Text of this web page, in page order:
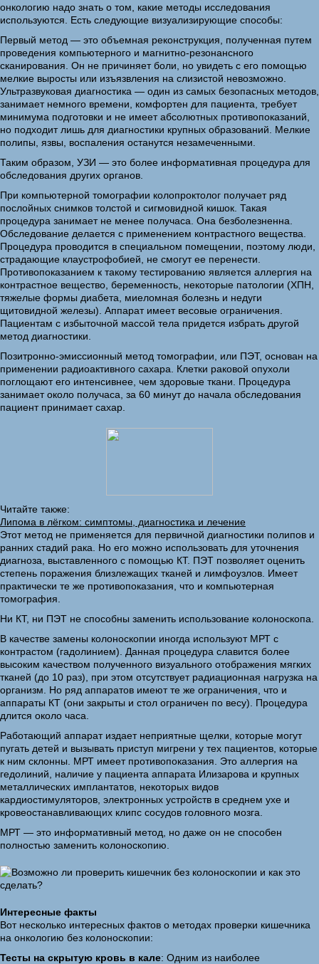
онкологию надо знать о том, какие методы исследования
используются. Есть следующие визуализирующие способы:
Первый метод — это объемная реконструкция, полученная путем
проведения компьютерного и магнитно-резонансного
сканирования. Он не причиняет боли, но увидеть с его помощью
мелкие выросты или изъязвления на слизистой невозможно.
Ультразвуковая диагностика — один из самых безопасных методов,
занимает немного времени, комфортен для пациента, требует
минимума подготовки и не имеет абсолютных противопоказаний,
но подходит лишь для диагностики крупных образований. Мелкие
полипы, язвы, воспаления останутся незамеченными.
Таким образом, УЗИ — это более информативная процедура для
обследования других органов.
При компьютерной томографии колопроктолог получает ряд
послойных снимков толстой и сигмовидной кишок. Такая
процедура занимает не менее получаса. Она безболезненна.
Обследование делается с применением контрастного вещества.
Процедура проводится в специальном помещении, поэтому люди,
страдающие клаустрофобией, не смогут ее перенести.
Противопоказанием к такому тестированию является аллергия на
контрастное вещество, беременность, некоторые патологии (ХПН,
тяжелые формы диабета, миеломная болезнь и недуги
щитовидной железы). Аппарат имеет весовые ограничения.
Пациентам с избыточной массой тела придется избрать другой
метод диагностики.
Позитронно-эмиссионный метод томографии, или ПЭТ, основан на
применении радиоактивного сахара. Клетки раковой опухоли
поглощают его интенсивнее, чем здоровые ткани. Процедура
занимает около получаса, за 60 минут до начала обследования
пациент принимает сахар.
Читайте также:
Липома в лёгком: симптомы, диагностика и лечение
Этот метод не применяется для первичной диагностики полипов и
ранних стадий рака. Но его можно использовать для уточнения
диагноза, выставленного с помощью КТ. ПЭТ позволяет оценить
степень поражения близлежащих тканей и лимфоузлов. Имеет
практически те же противопоказания, что и компьютерная
томография.
Ни КТ, ни ПЭТ не способны заменить использование колоноскопа.
В качестве замены колоноскопии иногда используют МРТ с
контрастом (гадолинием). Данная процедура славится более
высоким качеством полученного визуального отображения мягких
тканей (до 10 раз), при этом отсутствует радиационная нагрузка на
организм. Но ряд аппаратов имеют те же ограничения, что и
аппараты КТ (они закрыты и стол ограничен по весу). Процедура
длится около часа.
Работающий аппарат издает неприятные щелки, которые могут
пугать детей и вызывать приступ мигрени у тех пациентов, которые
к ним склонны. МРТ имеет противопоказания. Это аллергия на
гедолиний, наличие у пациента аппарата Илизарова и крупных
металлических имплантатов, некоторых видов
кардиостимуляторов, электронных устройств в среднем ухе и
кровеостанавливающих клипс сосудов головного мозга.
МРТ — это информативный метод, но даже он не способен
полностью заменить колоноскопию.
Интересные факты
Вот несколько интересных фактов о методах проверки кишечника
на онкологию без колоноскопии:
Тесты на скрытую кровь в кале: Одним из наиболее